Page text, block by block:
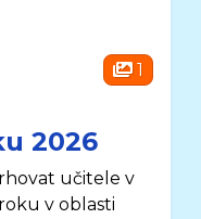
1
2026
učitele v
v oblasti